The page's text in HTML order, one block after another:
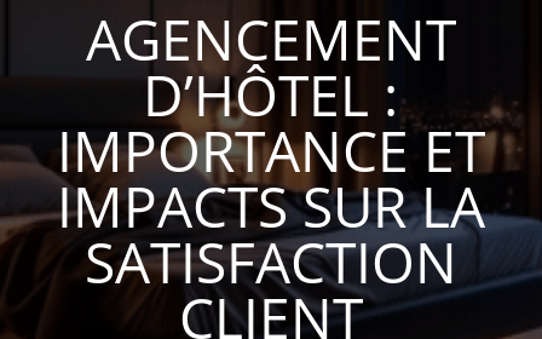
AGENCEMENT
D’HÔTEL :
IMPORTANCE ET
IMPACTS SUR LA
SATISFACTION
CLIENT